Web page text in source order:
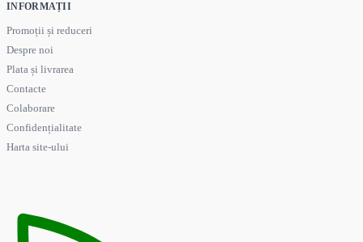
INFORMAȚII
Promoții și reduceri
Despre noi
Plata și livrarea
Contacte
Colaborare
Confidențialitate
Harta site-ului